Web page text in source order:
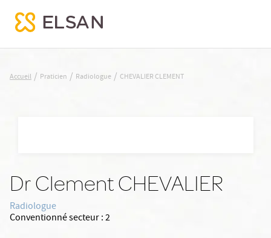
CHEVALIER CLEMENT
Accueil / Praticien / Radiologue / CHEVALIER CLEMENT
Dr Clement CHEVALIER
Radiologue
Conventionné secteur :2